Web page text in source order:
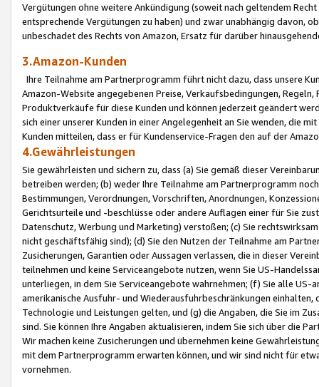
Vergütungen ohne weitere Ankündigung (soweit nach geltendem
entsprechende Vergütungen zu haben) und zwar unabhängig davon,
unbeschadet des Rechts von Amazon, Ersatz für darüber
3.Amazon-Kunden
Ihre Teilnahme am Partnerprogramm führt nicht dazu, dass unsere
Amazon-Website angegebenen Preise, Verkaufsbedingungen,
Produktverkäufe für diese Kunden und können jederzeit geändert
sich einer unserer Kunden in einer Angelegenheit an Sie wenden, die
Kunden mitteilen, dass er für Kundenservice-Fragen den auf der
4.Gewährleistungen
Sie gewährleisten und sichern zu, dass (a) Sie gemäß dieser
betreiben werden; (b) weder Ihre Teilnahme am Partnerprogramm
Bestimmungen, Verordnungen, Vorschriften, Anordnungen,
Gerichtsurteile und -beschlüsse oder andere Auflagen einer für Sie
Datenschutz, Werbung und Marketing) verstoßen; (c) Sie
nicht geschäftsfähig sind); (d) Sie den Nutzen der Teilnahme am
Zusicherungen, Garantien oder Aussagen verlassen, die in dieser
teilnehmen und keine Serviceangebote nutzen, wenn Sie US-
unterliegen, in dem Sie Serviceangebote wahrnehmen; (f) Sie alle
amerikanische Ausfuhr- und Wiederausfuhrbeschränkungen
Technologie und Leistungen gelten, und (g) die Angaben, die Sie im
sind. Sie können Ihre Angaben aktualisieren, indem Sie sich über die
Wir machen keine Zusicherungen und übernehmen keine
mit dem Partnerprogramm erwarten können, und wir sind nicht für
vornehmen.